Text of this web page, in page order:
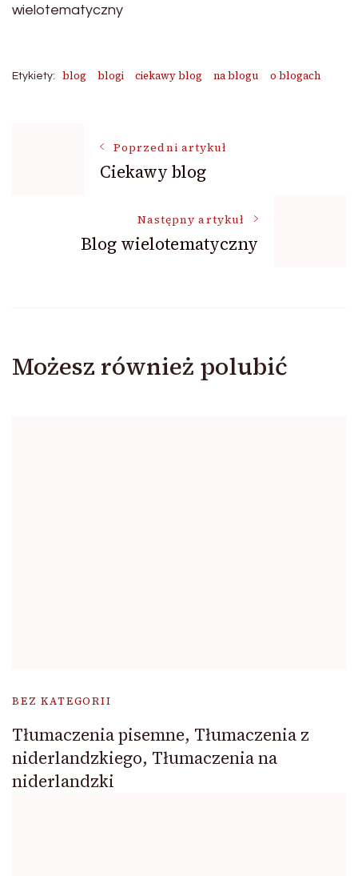
wielotematyczny
Etykiety: blog blogi ciekawy blog na blogu o blogach
NawigacjaPoprzedni artykuł
Ciekawy blog
Następny artykuł
Blog wielotematyczny
Możesz również polubić
BEZ KATEGORII
Tłumaczenia pisemne, Tłumaczenia z
niderlandzkiego, Tłumaczenia na
niderlandzki